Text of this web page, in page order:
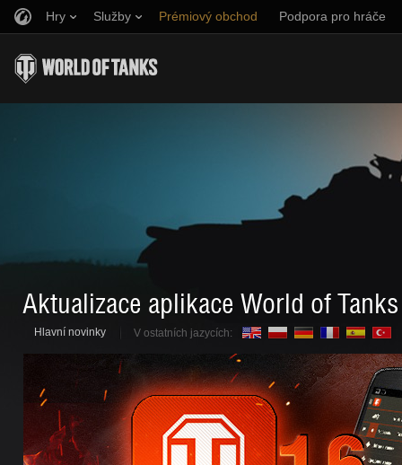
Hry Služby Prémiový obchod Podpora pro hráče
Hudba
Zásady poctivé hry
Wargaming.net Game Center
Naverbujte kamaráda
Discord
Aktualizace aplikace World of
Hlavní novinky V ostatních jazycích: